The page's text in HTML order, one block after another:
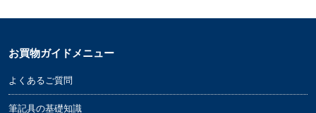
お買物ガイドメニュー
よくあるご質問
筆記具の基礎知識